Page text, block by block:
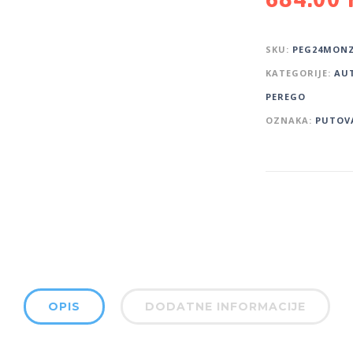
SKU:
KATEGORIJE:
PEREGO
OZNAKA:
OPIS DODATNE INFORMACIJE